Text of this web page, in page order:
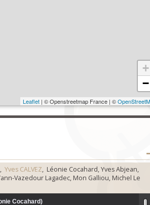
+
−
Leaflet| © Openstreetmap France | ©
, Yves CALVEZ, Léonie Cocahard, Yves Abjean,
Vazedour Lagadec, Mon Galliou, Michel Le
Cocahard)